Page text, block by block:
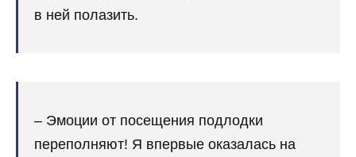
в ней полазить.
– Эмоции от посещения подлодки
переполняют! Я впервые оказалась на